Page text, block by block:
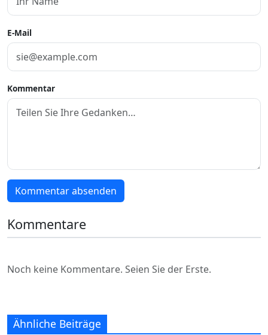
E-Mail
Kommentar
Kommentar absenden
Kommentare
Noch keine Kommentare. Seien Sie der Erste.
Ähnliche Beiträge